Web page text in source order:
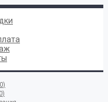
0)
0)